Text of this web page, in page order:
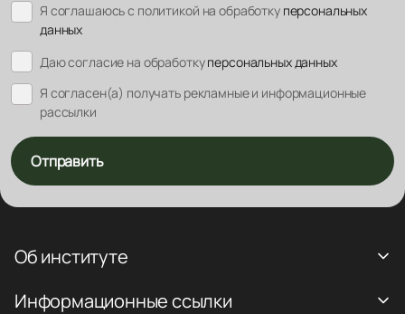
Я соглашаюсь с политикой на обработку персональных
данных
Даю согласие на обработкуперсональных данных
Я согласен(а) получать рекламные и информационные
рассылки
Отправить
Об институте
Информационные ссылки